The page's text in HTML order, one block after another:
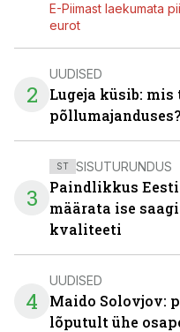
E-Piimast laekumata
eurot
2
UUDISED
Lugeja küsib:
põllumajanduses?
3
ST SISUTURUNDUS
Paindlikkus
määrata ise
kvaliteeti
4
UUDISED
Maido Solovjov:
lõputult ühe